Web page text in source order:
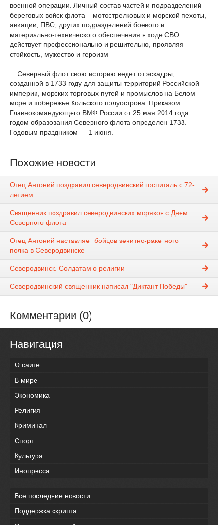
военной операции. Личный состав частей и подразделений
береговых войск флота – мотострелковых и морской пехоты,
авиации, ПВО, других подразделений боевого и
материально-технического обеспечения в ходе СВО
действует профессионально и решительно, проявляя
стойкость, мужество и героизм.
Северный флот свою историю ведет от эскадры,
созданной в 1733 году для защиты территорий Российской
империи, морских торговых путей и промыслов на Белом
море и побережье Кольского полуострова. Приказом
Главнокомандующего ВМФ России от 25 мая 2014 года
годом образования Северного флота определен 1733.
Годовым праздником — 1 июня.
Похожие новости
Отец Антоний поздравил северодвинский госпиталь с 72-
летием
Священник поздравил северодвинских моряков с Днем
Северного флота
Отец Антоний наставляет бойцов зенитно-ракетного
полка в Северодвинске
Северодвинск. Солдатам о религии
Северодвинский священник написал "Диктант Победы"
Комментарии (0)
Навигация
О сайте
В мире
Экономика
Религия
Криминал
Спорт
Культура
Инопресса
Все последние новости
Поддержка скрипта